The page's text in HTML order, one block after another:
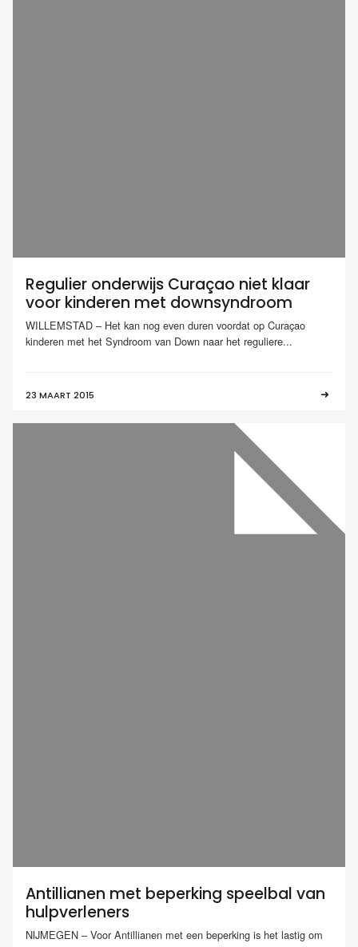
Regulier onderwijs Curaçao niet klaar
voor kinderen met downsyndroom
WILLEMSTAD – Het kan nog even duren voordat op Curaçao
kinderen met het Syndroom van Down naar het reguliere...
23 MAART 2015
Antillianen met beperking speelbal van
hulpverleners
NIJMEGEN – Voor Antillianen met een beperking is het lastig om